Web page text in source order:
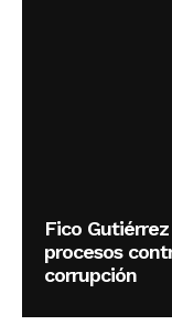
Fico
procesos
corrupción